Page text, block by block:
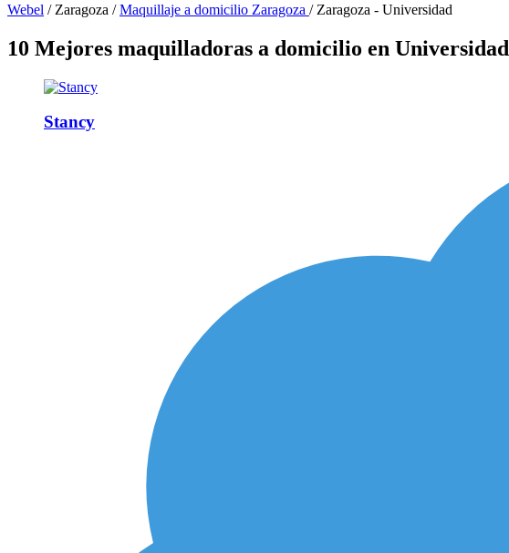
Webel / Zaragoza / Maquillaje a domicilio Zaragoza / Zaragoza - Universidad
10 Mejores maquilladoras a domicilio en Universidad
Stancy